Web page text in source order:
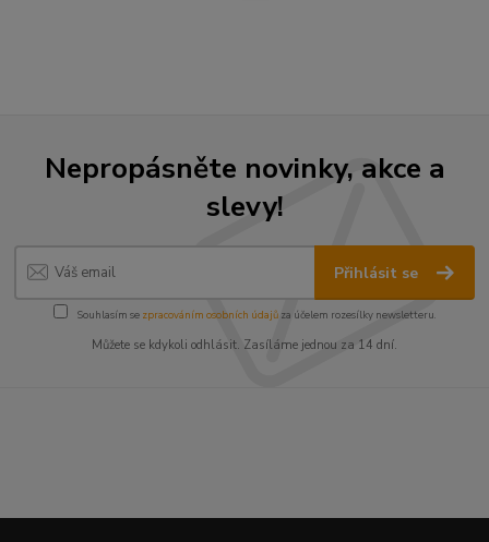
Nepropásněte novinky, akce a
slevy!
Přihlásit se
Souhlasím se zpracováním osobních údajůza účelem rozesílky newsletteru.
Můžete se kdykoli odhlásit. Zasíláme jednou za 14 dní.